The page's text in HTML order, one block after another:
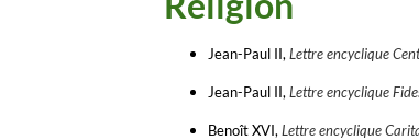
Jean-Paul II,Lettre encyclique
Jean-Paul II,Lettre encyclique
Benoît XVI,Lettre encyclique